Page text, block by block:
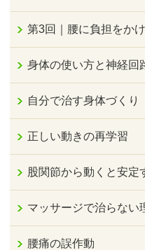
第3回｜腰に負担をか
身体の使い方と神経回
自分で治す身体づくり
正しい動きの再学習
股関節から動くと安定
マッサージで治らない
腰痛の誤作動